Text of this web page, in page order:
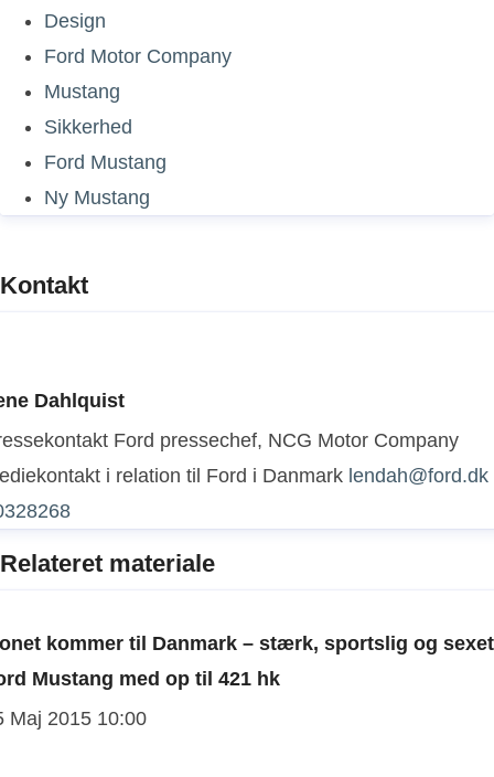
Design
Ford Motor Company
Mustang
Sikkerhed
Ford Mustang
Ny Mustang
Kontakt
Dahlquist
Ford pressechef, NCG Motor Company
i relation til Ford i Danmark lendah@ford.dk
Relateret materiale
kommer til Danmark – stærk, sportslig og sexet
Mustang med op til 421 hk
Maj 2015 10:00